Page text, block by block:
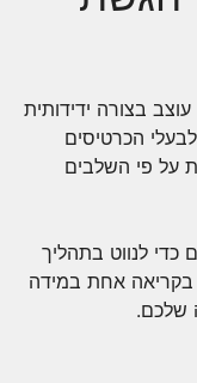
בצורה ידידותית
הכרטיסים
על פי השלבים
לנווט בתהליך
בקריאה אחת במידה
שלכם.